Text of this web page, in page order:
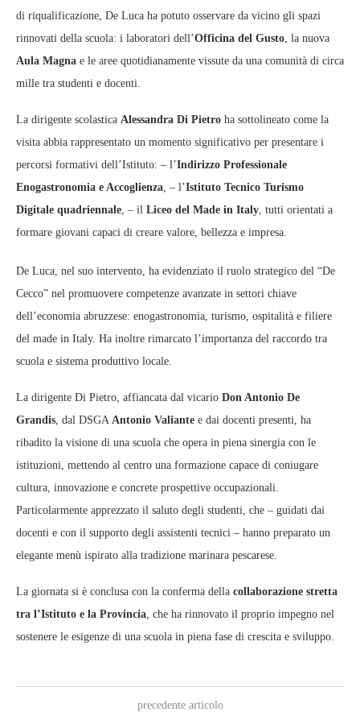
di riqualificazione, De Luca ha potuto osservare da vicino gli spazi
rinnovati della scuola: i laboratori dell’Officina del Gusto , la nuova
Aula Magna e le aree quotidianamente vissute da una comunità di circa
mille tra studenti e docenti.
La dirigente scolastica Alessandra Di Pietro ha sottolineato come la
visita abbia rappresentato un momento significativo per presentare i
percorsi formativi dell’Istituto: – l’Indirizzo Professionale
Enogastronomia e Accoglienza , – l’Istituto Tecnico Turismo
Digitale quadriennale , – il Liceo del Made in Italy , tutti orientati a
formare giovani capaci di creare valore, bellezza e impresa.
De Luca, nel suo intervento, ha evidenziato il ruolo strategico del “De
Cecco” nel promuovere competenze avanzate in settori chiave
dell’economia abruzzese: enogastronomia, turismo, ospitalità e filiere
del made in Italy. Ha inoltre rimarcato l’importanza del raccordo tra
scuola e sistema produttivo locale.
La dirigente Di Pietro, affiancata dal vicario Don Antonio De
Grandis , dal DSGA Antonio Valiante e dai docenti presenti, ha
ribadito la visione di una scuola che opera in piena sinergia con le
istituzioni, mettendo al centro una formazione capace di coniugare
cultura, innovazione e concrete prospettive occupazionali.
Particolarmente apprezzato il saluto degli studenti, che – guidati dai
docenti e con il supporto degli assistenti tecnici – hanno preparato un
elegante menù ispirato alla tradizione marinara pescarese.
La giornata si è conclusa con la conferma della collaborazione stretta
tra l’Istituto e la Provincia , che ha rinnovato il proprio impegno nel
sostenere le esigenze di una scuola in piena fase di crescita e sviluppo.
precedente articolo